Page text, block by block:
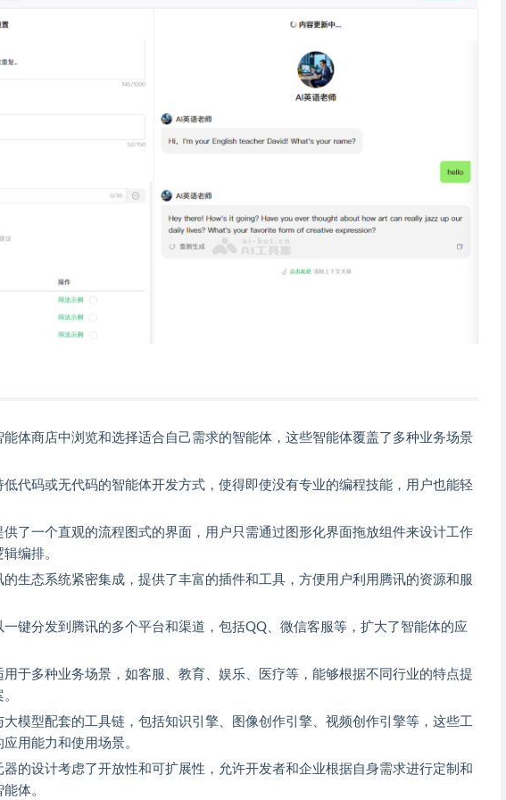
能体商店中浏览和选择适合自己需求的智能体，这些智能体覆盖了多种业务场景
低代码或无代码的智能体开发方式，使得即使没有专业的编程技能，用户也能轻
供了一个直观的流程图式的界面，用户只需通过图形化界面拖放组件来设计工作
编排。
的生态系统紧密集成，提供了丰富的插件和工具，方便用户利用腾讯的资源和服
一键分发到腾讯的多个平台和渠道，包括QQ、微信客服等，扩大了智能体的应
用于多种业务场景，如客服、教育、娱乐、医疗等，能够根据不同行业的特点提
大模型配套的工具链，包括知识引擎、图像创作引擎、视频创作引擎等，这些工
用能力和使用场景。
器的设计考虑了开放性和可扩展性，允许开发者和企业根据自身需求进行定制和
体。